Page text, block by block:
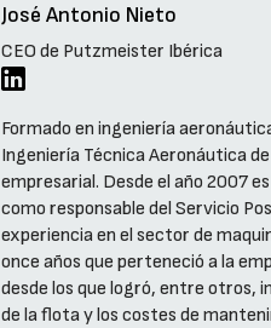
José Antonio Nieto
CEO de Putzmeister Ibérica
Formado en ingeniería
Ingeniería Técnica Aeronáutica
empresarial. Desde el año 2007
como responsable del Servicio
experiencia en el sector de
once años que perteneció a la
desde los que logró, entre otros,
de la flota y los costes de